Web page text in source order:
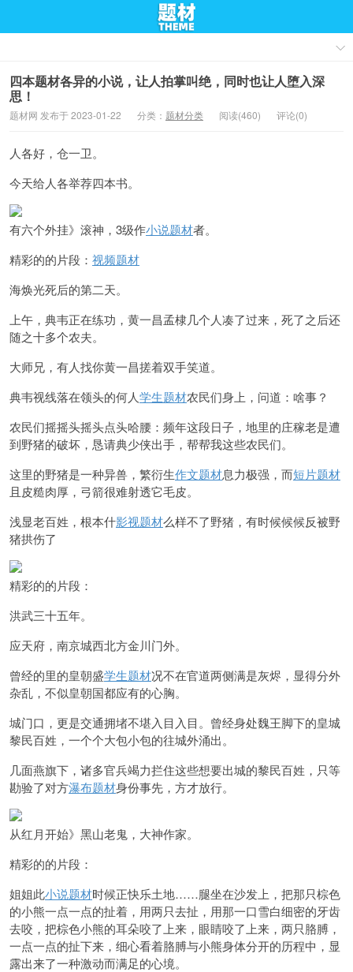
四本题材各异的小说，让人拍掌叫绝，同时也让人堕入深
思！
题材网 发布于 2023-01-22 分类： 题材分类 阅读(460) 评论(0)
人各好，仓一卫。
今天给人各举荐四本书。
有六个外挂》滚神，3级作小说题材者。
精彩的的片段： 视频题材
海焕光死后的第二天。
上午，典韦正在练功，黄一昌孟棣几个人凑了过来，死了之后还
随之十多个农夫。
大师兄，有人找你黄一昌搓着双手笑道。
典韦视线落在领头的何人学生题材农民们身上，问道：啥事？
农民们摇摇头摇头点头哈腰：频年这段日子，地里的庄稼老是遭
到野猪的破坏，恳请典少侠出手，帮帮我这些农民们。
这里的野猪是一种异兽，繁衍生作文题材息力极强，而短片题材
且皮糙肉厚，弓箭很难射透它毛皮。
浅显老百姓，根本什影视题材么样不了野猪，有时候候候反被野
猪拱伤了
精彩的的片段：
洪武三十五年。
应天府，南京城西北方金川门外。
曾经的里的皇朝盛学生题材况不在官道两侧满是灰烬，显得分外
杂乱，不似皇朝国都应有的心胸。
城门口，更是交通拥堵不堪入目入目。曾经身处魏王脚下的皇城
黎民百姓，一个个大包小包的往城外涌出。
几面燕旗下，诸多官兵竭力拦住这些想要出城的黎民百姓，只等
勘验了对方瀑布题材身份事先，方才放行。
从红月开始》黑山老鬼，大神作家。
精彩的的片段：
姐姐此小说题材时候正快乐土地……腿坐在沙发上，把那只棕色
的小熊一点一点的扯着，用两只去扯，用那一口雪白细密的牙齿
去咬，把棕色小熊的耳朵咬了上来，眼睛咬了上来，两只胳膊，
一点一点的扯下来，细心看着胳膊与小熊身体分开的历程中，显
露出来了一种激动而满足的心境。